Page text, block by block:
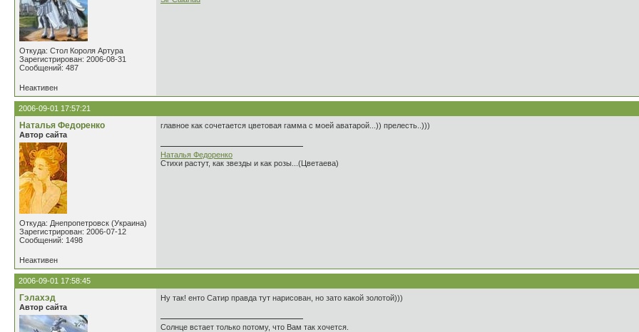
Откуда: Стол Короля Артура
Зарегистрирован: 2006-08-31
Сообщений: 487
Неактивен
2006-09-01 17:57:21
Наталья Федоренко
Автор сайта
Откуда: Днепропетровск (Украина)
Зарегистрирован: 2006-07-12
Сообщений: 1498
главное как сочетается цветовая гамма с моей аватарой...)) прелесть..)))
Наталья Федоренко
Стихи растут, как звезды и как розы...(Цветаева)
Неактивен
2006-09-01 17:58:45
Гэлахэд
Автор сайта
Ну так! енто Сатир правда тут нарисован, но зато какой золотой)))
Солнце встает только потому, что Вам так хочется.